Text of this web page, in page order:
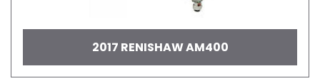
2017 RENISHAW AM400